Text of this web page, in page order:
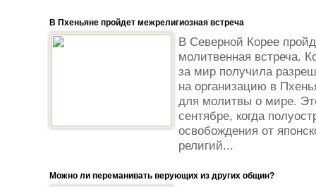
В Пхеньяне пройдет межрелигиозная встреча
В Северной Корее
молитвенная встреча.
за мир получила
на организацию в
для молитвы о мире.
сентябре, когда
освобождения от
религий...
Можно ли переманивать верующих из других общин?